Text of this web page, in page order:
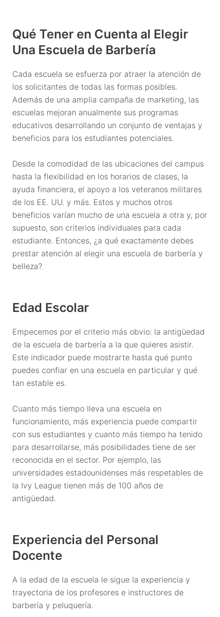
Qué Tener en Cuenta al Elegir
Una Escuela de Barbería
Cada escuela se esfuerza por atraer la atención de
los solicitantes de todas las formas posibles.
Además de una amplia campaña de marketing, las
escuelas mejoran anualmente sus programas
educativos desarrollando un conjunto de ventajas y
beneficios para los estudiantes potenciales.
Desde la comodidad de las ubicaciones del campus
hasta la flexibilidad en los horarios de clases, la
ayuda financiera, el apoyo a los veteranos militares
de los EE. UU. y más. Estos y muchos otros
beneficios varían mucho de una escuela a otra y, por
supuesto, son criterios individuales para cada
estudiante. Entonces, ¿a qué exactamente debes
prestar atención al elegir una escuela de barbería y
belleza?
Edad Escolar
Empecemos por el criterio más obvio: la antigüedad
de la escuela de barbería a la que quieres asistir.
Este indicador puede mostrarte hasta qué punto
puedes confiar en una escuela en particular y qué
tan estable es.
Cuanto más tiempo lleva una escuela en
funcionamiento, más experiencia puede compartir
con sus estudiantes y cuanto más tiempo ha tenido
para desarrollarse, más posibilidades tiene de ser
reconocida en el sector. Por ejemplo, las
universidades estadounidenses más respetables de
la Ivy League tienen más de 100 años de
antigüedad.
Experiencia del Personal
Docente
A la edad de la escuela le sigue la experiencia y
trayectoria de los profesores e instructores de
barbería y peluquería.